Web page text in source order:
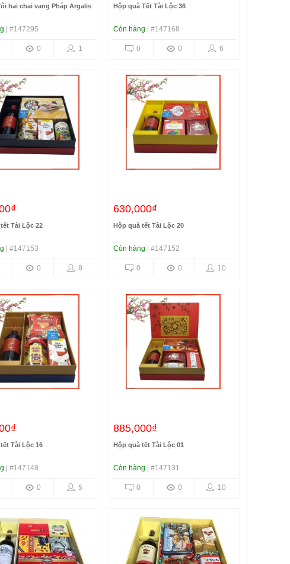
hai chai vang Pháp Argalis
| #147295
1
0
Hộp quà Tết Tài Lộc 36
Còn hàng | #147168
6
0
0
Tài Lộc 22
| #147153
8
0
630,000₫
Hộp quà tết Tài Lộc 20
Còn hàng | #147152
10
0
0
Tài Lộc 16
| #147148
5
0
885,000₫
Hộp quà tết Tài Lộc 01
Còn hàng | #147131
10
0
0